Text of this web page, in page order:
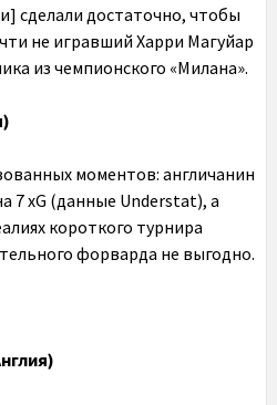
сделали достаточно, чтобы
не игравший Харри Магуйар
из чемпионского «Милана».
моментов: англичанин
7 xG (данные Understat), а
короткого турнира
форварда не выгодно.